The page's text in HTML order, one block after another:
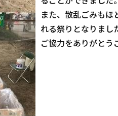
また、散乱ごみもほ
れる祭りとなりまし
ご協力をありがとう